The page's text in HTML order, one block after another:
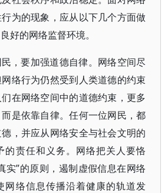
为的现象，应从以下几个方面做
好的网络监督环境。
，要加强道德自律。网络空间尽
络行为仍然受到人类道德的约束
在网络空间中的道德约束，更多
是依靠自律。任何一位网民，都
，并应从网络安全与社会文明的
的责任和义务。网络把关人要恪
实”的原则，遏制虚假信息在网络
网络信息传播沿着健康的轨道发